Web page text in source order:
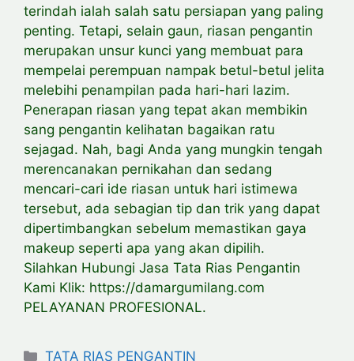
terindah ialah salah satu persiapan yang paling
penting. Tetapi, selain gaun, riasan pengantin
merupakan unsur kunci yang membuat para
mempelai perempuan nampak betul-betul jelita
melebihi penampilan pada hari-hari lazim.
Penerapan riasan yang tepat akan membikin
sang pengantin kelihatan bagaikan ratu
sejagad. Nah, bagi Anda yang mungkin tengah
merencanakan pernikahan dan sedang
mencari-cari ide riasan untuk hari istimewa
tersebut, ada sebagian tip dan trik yang dapat
dipertimbangkan sebelum memastikan gaya
makeup seperti apa yang akan dipilih.
Silahkan Hubungi Jasa Tata Rias Pengantin
Kami Klik: https://damargumilang.com
PELAYANAN PROFESIONAL.
Categories
TATA RIAS PENGANTIN